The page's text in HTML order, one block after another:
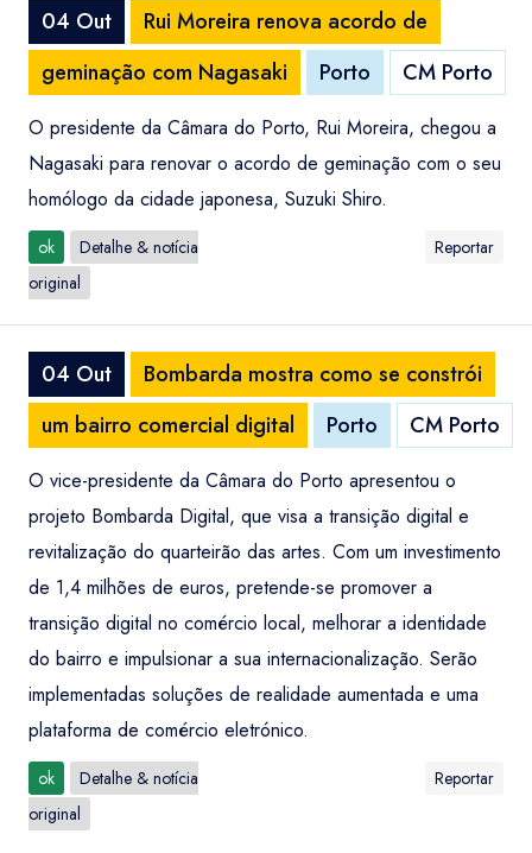
04 Out
Rui Moreira renova acordo de
geminação com Nagasaki
Porto CM Porto
O presidente da Câmara do Porto, Rui Moreira, chegou a
Nagasaki para renovar o acordo de geminação com o seu
homólogo da cidade japonesa, Suzuki Shiro.
ok
Detalhe & notícia
original
Reportar
04 Out
Bombarda mostra como se constrói
um bairro comercial digital
Porto CM Porto
O vice-presidente da Câmara do Porto apresentou o
projeto Bombarda Digital, que visa a transição digital e
revitalização do quarteirão das artes. Com um investimento
de 1,4 milhões de euros, pretende-se promover a
transição digital no comércio local, melhorar a identidade
do bairro e impulsionar a sua internacionalização. Serão
implementadas soluções de realidade aumentada e uma
plataforma de comércio eletrónico.
ok
Detalhe & notícia
original
Reportar